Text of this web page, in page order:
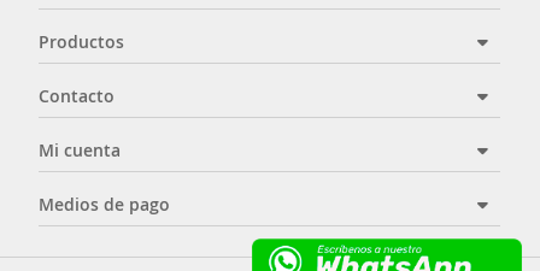
Productos
Contacto
Mi cuenta
Medios de pago